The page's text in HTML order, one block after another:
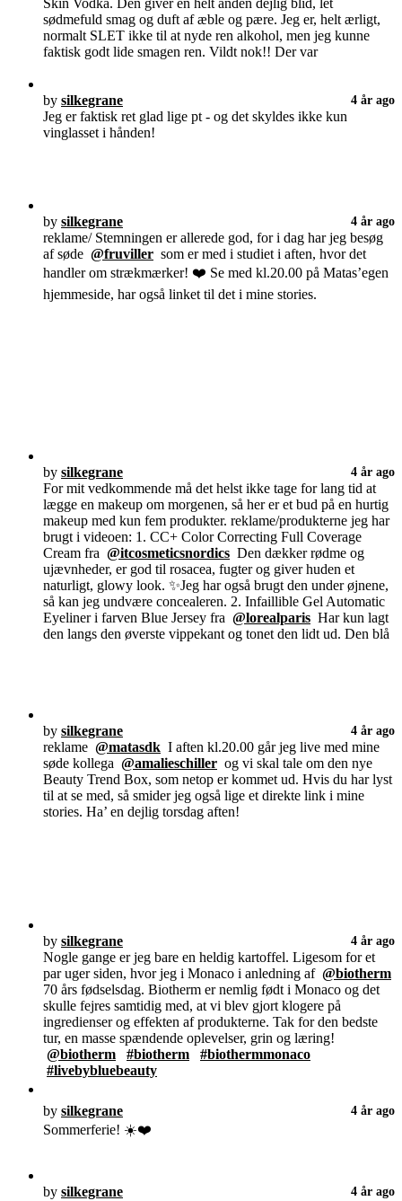
sødmefuld smag og duft af æble og pære. Jeg er, helt ærligt,
normalt SLET ikke til at nyde ren alkohol, men jeg kunne
faktisk godt lide smagen ren. Vildt nok!! Der var
by silkegrane 4 år ago
Jeg er faktisk ret glad lige pt - og det skyldes ikke kun
vinglasset i hånden!
by silkegrane 4 år ago
reklame/ Stemningen er allerede god, for i dag har jeg besøg
af søde @fruviller som er med i studiet i aften, hvor det
handler om strækmærker! ❤️ Se med kl.20.00 på Matas’egen
hjemmeside, har også linket til det i mine stories.
by silkegrane 4 år ago
For mit vedkommende må det helst ikke tage for lang tid at
lægge en makeup om morgenen, så her er et bud på en hurtig
makeup med kun fem produkter. reklame/produkterne jeg har
brugt i videoen: 1. CC+ Color Correcting Full Coverage
Cream fra @itcosmeticsnordics Den dækker rødme og
ujævnheder, er god til rosacea, fugter og giver huden et
naturligt, glowy look. ✨Jeg har også brugt den under øjnene,
så kan jeg undvære concealeren. 2. Infaillible Gel Automatic
Eyeliner i farven Blue Jersey fra @lorealparis Har kun lagt
den langs den øverste vippekant og tonet den lidt ud. Den blå
by silkegrane 4 år ago
reklame @matasdk I aften kl.20.00 går jeg live med mine
søde kollega @amalieschiller og vi skal tale om den nye
Beauty Trend Box, som netop er kommet ud. Hvis du har lyst
til at se med, så smider jeg også lige et direkte link i mine
stories. Ha’ en dejlig torsdag aften!
by silkegrane 4 år ago
Nogle gange er jeg bare en heldig kartoffel. Ligesom for et
par uger siden, hvor jeg i Monaco i anledning af @biotherm
70 års fødselsdag. Biotherm er nemlig født i Monaco og det
skulle fejres samtidig med, at vi blev gjort klogere på
ingredienser og effekten af produkterne. Tak for den bedste
tur, en masse spændende oplevelser, grin og læring!
@biotherm
#biotherm
#biothermmonaco
#livebybluebeauty
by silkegrane 4 år ago
Sommerferie! ☀️❤️
by silkegrane 4 år ago